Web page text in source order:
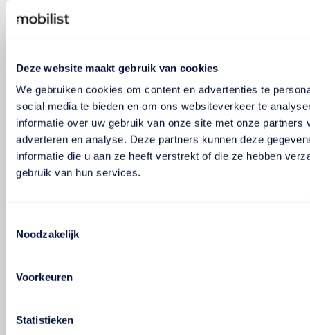
Deze website maakt gebruik van cookies
We gebruiken cookies om content en advertenties te
social media te bieden en om ons websiteverkeer te
informatie over uw gebruik van onze site met onze partners
adverteren en analyse. Deze partners kunnen deze
informatie die u aan ze heeft verstrekt of die ze hebben
gebruik van hun services.
Noodzakelijk
Voorkeuren
Statistieken